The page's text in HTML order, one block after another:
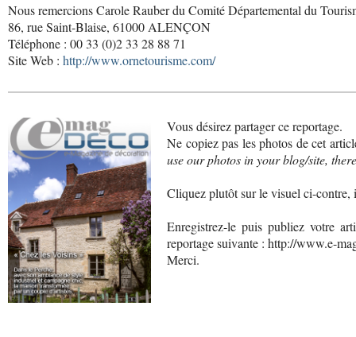
Nous remercions Carole Rauber du Comité Départemental du
86, rue Saint-Blaise, 61000 ALENÇON
Téléphone : 00 33 (0)2 33 28 88 71
Site Web : http://www.ornetourisme.com/
Vous désirez partager ce reportage.
Ne copiez pas les photos de cet
use our photos in your blog/site,
Cliquez plutôt sur le visuel ci-contre,
Enregistrez-le puis publiez votre
reportage suivante : http://www.e-
Merci.